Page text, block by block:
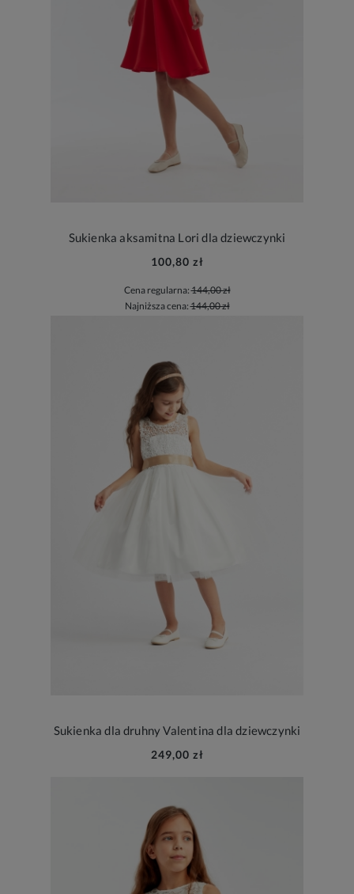
Sukienka aksamitna Lori dla dziewczynki
100,80 zł
Cena regularna:144,00 zł
Najniższa cena:144,00 zł
Sukienka dla druhny Valentina dla dziewczynki
249,00 zł